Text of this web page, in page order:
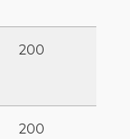
200
200